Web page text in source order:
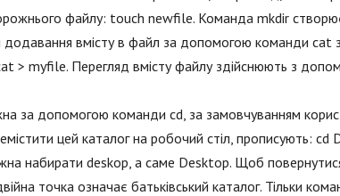
файлу: touch newfile. Команда mkdir
вмісту в файл за допомогою команди cat
> myfile. Перегляд вмісту файлу здійснюють з
за допомогою команди cd, за замовчуванням
цей каталог на робочий стіл, прописують:
набирати deskop, а саме Desktop. Щоб
точка означає батьківський каталог. Тільки